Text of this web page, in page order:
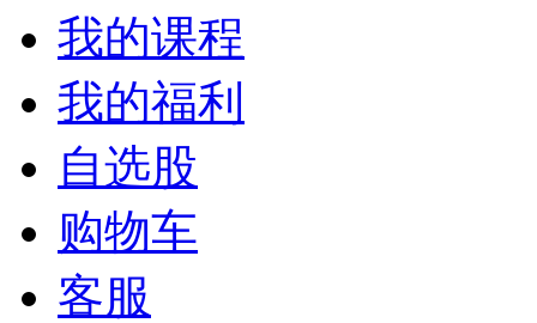
我的课程
我的福利
自选股
购物车
客服